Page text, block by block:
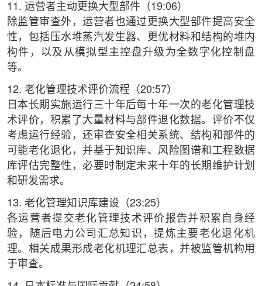
11. 运营者主动更换大型部件（19:06）
除监管审查外，运营者也通过更换大型部件提高安全
性，包括压水堆蒸汽发生器、更优材料和结构的堆内
构件，以及从模拟型主控盘升级为全数字化控制盘
等。
12. 老化管理技术评价流程（20:57）
日本长期实施运行三十年后每十年一次的老化管理技
术评价，积累了大量材料与部件退化数据。评价不仅
考虑运行经验，还审查安全相关系统、结构和部件的
可能老化退化，并基于知识库、风险图谱和工程数据
库评估完整性，必要时制定未来十年的长期维护计划
和研发需求。
13. 老化管理知识库建设（23:25）
各运营者提交老化管理技术评价报告并积累自身经
验，随后电力公司汇总知识，提炼主要老化退化机
理。相关成果形成老化机理汇总表，并被监管机构用
于审查。